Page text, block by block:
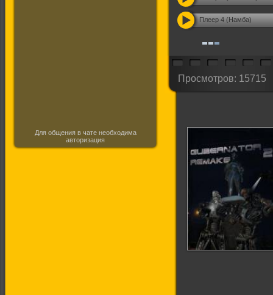
Для общения в чате необходима
авторизация
Плеер 4 (Намба)
Просмотров: 15715